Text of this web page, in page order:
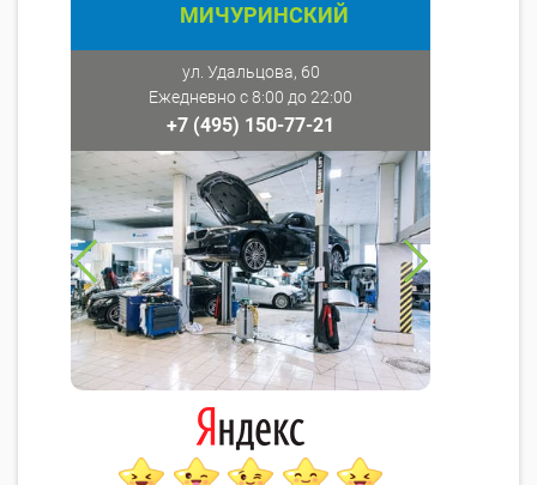
МИЧУРИНСКИЙ
ул. Удальцова, 60
Ежедневно с 8:00 до 22:00
+7 (495) 150-77-21